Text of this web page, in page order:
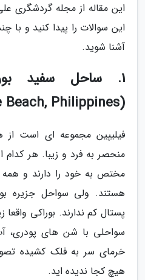
این مقاله از مجله گردشگری
این سوالات را پیدا کنید و با
آشنا شوید.
1. ساحل سفید
(Boracay White Beach, Philippines)
فیلیپین مجموعه ای است
منحصر به فرد و زیبا. هر کدام
مختص به خود را دارند و
هستند. ولی سواحل جزیره
پستال کم ندارند. بوراکی واقعا
سواحلی با شن های پودری،
خرمای سر به فلک کشیده
هیچ کجا ندیده اید.